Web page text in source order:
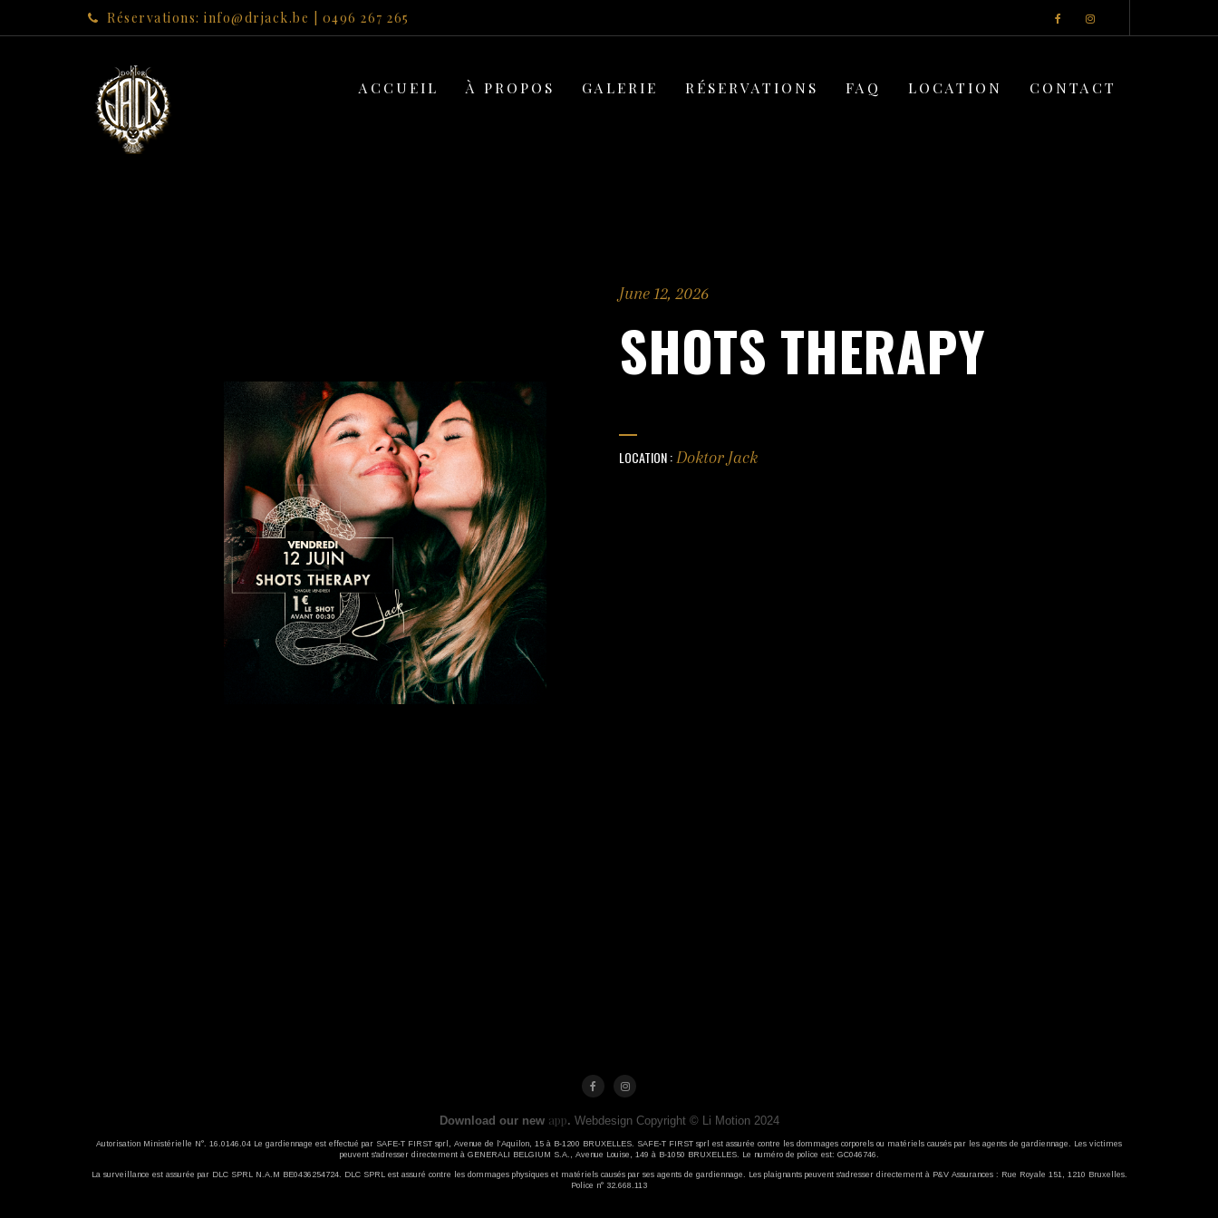
Réservations: info@drjack.be | 0496 267 265
ACCUEIL À PROPOS GALERIE RÉSERVATIONS FAQ LOCATION CONTACT
June 12, 2026
SHOTS THERAPY
LOCATION :Doktor Jack
Download our new app. Webdesign Copyright © Li Motion 2024
Autorisation Ministérielle N°. 16.0146.04 Le gardiennage est effectué par SAFE-T FIRST sprl, Avenue de l’Aquilon, 15 à B-1200 BRUXELLES. SAFE-T FIRST sprl est assurée contre les dommages corporels ou matériels causés par les agents de gardiennage. Les victimes
peuvent s'adresser directement à GENERALI BELGIUM S.A., Avenue Louise, 149 à B-1050 BRUXELLES. Le numéro de police est: GC046746.
La surveillance est assurée par DLC SPRL N.A.M BE0436254724. DLC SPRL est assuré contre les dommages physiques et matériels causés par ses agents de gardiennage. Les plaignants peuvent s'adresser directement à P&V Assurances : Rue Royale 151, 1210 Bruxelles.
Police n° 32.668.113